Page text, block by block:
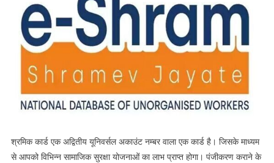
श्रमिक कार्ड एक अद्वितीय यूनिवर्सल अकाउंट नम्बर वाला एक कार्ड है। जिसके माध्यम
से आपको विभिन्न सामाजिक सुरक्षा योजनाओं का लाभ प्राप्त होगा। पंजीकरण कराने के